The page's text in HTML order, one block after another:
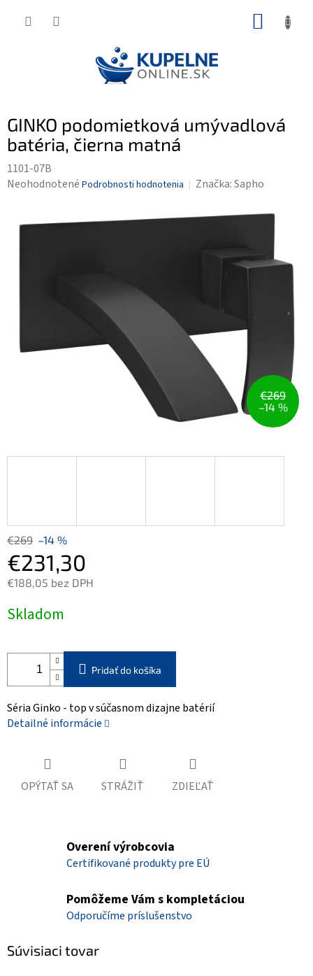
GINKO podomietková umývadlová
batéria, čierna matná
1101-07B
Priemerné
Neohodnotené Podrobnosti hodnotenia Značka:Sapho
€269
–14 %
€269 –14 %
€231,30
€188,05 bez DPH
cena:
Skladom
Pridať do košíka
Séria Ginko - top v súčasnom dizajne batérií
Detailné informácie
OPÝTAŤ SA STRÁŽIŤ ZDIEĽAŤ
Overení výrobcovia
Certifikované produkty pre EÚ
Pomôžeme Vám s kompletáciou
Odporučíme príslušenstvo
Súvisiaci tovar